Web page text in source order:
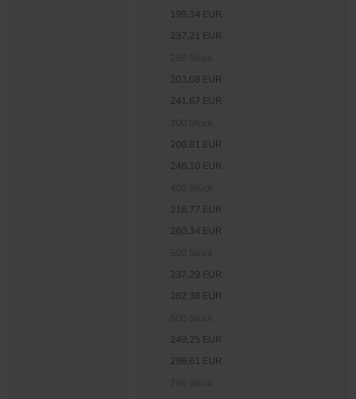
199,34 EUR
237,21 EUR
203,08 EUR
241,67 EUR
206,81 EUR
246,10 EUR
218,77 EUR
260,34 EUR
237,29 EUR
282,38 EUR
249,25 EUR
296,61 EUR